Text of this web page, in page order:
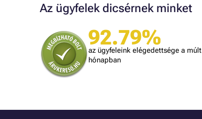
Az ügyfelek dicsérnek minket
92.79%
az ügyfeleink elégedettsége a múlt
hónapban
A bolt vásárlója
Minden rendben volt.